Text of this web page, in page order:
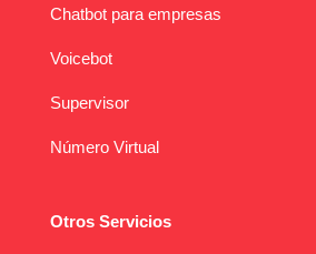
Chatbot para empresas
Voicebot
Supervisor
Número Virtual
Otros Servicios